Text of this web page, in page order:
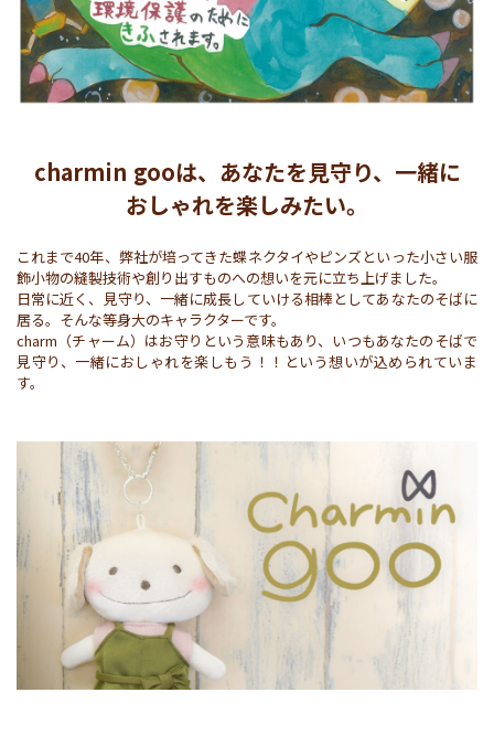
charmin gooは、あなたを見守り、一緒に
おしゃれを楽しみたい。
これまで40年、弊社が培ってきた蝶ネクタイやピンズといった小さい服
飾小物の縫製技術や創り出すものへの想いを元に立ち上げました。
日常に近く、見守り、一緒に成長していける相棒としてあなたのそばに
居る。そんな等身大のキャラクターです。
charm（チャーム）はお守りという意味もあり、いつもあなたのそばで
見守り、一緒におしゃれを楽しもう！！という想いが込められていま